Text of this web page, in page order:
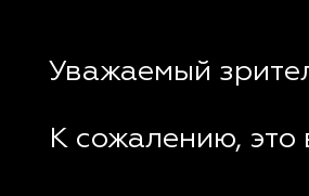
Уважаемый
К сожалению, это